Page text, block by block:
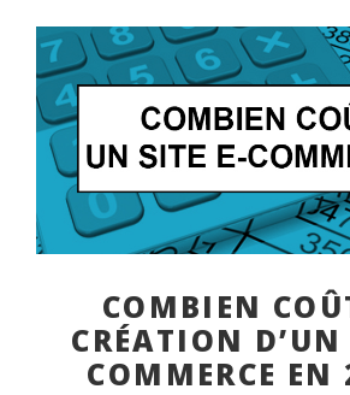
Contact
COMBIEN
CRÉATION D’UN
COMMERCE EN